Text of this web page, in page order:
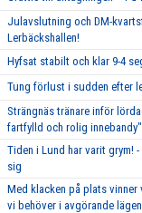
Julavslutning och DM-
Lerbäckshallen!
Hyfsat stabilt och klar 9-4
Tung förlust i sudden efter
Strängnäs tränare inför
fartfylld och rolig innebandy"
Tiden i Lund har varit grym!
sig
Med klacken på plats
vi behöver i avgörande lägen